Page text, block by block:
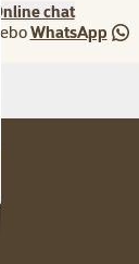
Online chat
neboWhatsApp